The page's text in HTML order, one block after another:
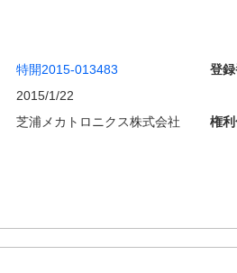
特開2015-013483 登
2015/1/22
芝浦メカトロニクス株式会社 権